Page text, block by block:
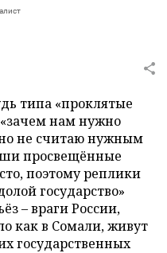
типа «проклятые
нам нужно
не считаю нужным
просвещённые
поэтому реплики
государство»
– враги России,
как в Сомали, живут
государственных